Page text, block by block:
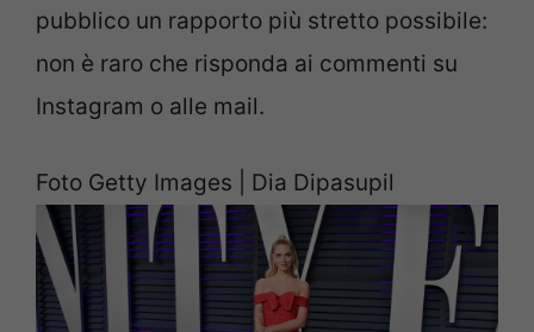
pubblico un rapporto più stretto possibile:
non è raro che risponda ai commenti su
Instagram o alle mail.
Foto Getty Images | Dia Dipasupil